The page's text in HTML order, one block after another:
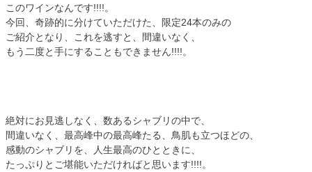
このワインなんです!!!!。
今回、奇跡的に分けていただけた、限定24本のみの
ご紹介となり、これを逃すと、間違いなく、
もう二度と手にすることもできません!!!!。
絶対にお見逃しなく、数あるシャブリの中で、
間違いなく、最高峰中の最高峰たる、鳥肌も立つほどの、
感動のシャブリを、人生最高のひとときに、
たっぷりとご堪能いただければと思います!!!!。